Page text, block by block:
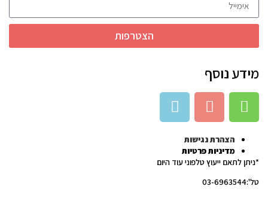
הצטרפות
מידע נוסף
הצהרת נגישות
מדיניות פרטיות
*ניתן לתאם ייעוץ טלפוני עוד היום
טל':03-6963544